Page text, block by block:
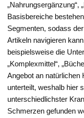
„Nahrungsergänzung“,
Basisbereiche
Segmenten, sodass
Artikeln navigieren
beispielsweise die
„Komplexmittel“,
Angebot an natürlichen
unterteilt, weshalb hier
unterschiedlichster
Schmerzen gefunden